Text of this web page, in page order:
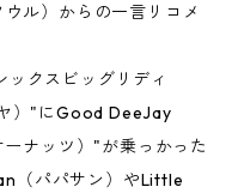
ル）からの一言リコメ
クスビッグリディ
）"にGood DeeJay
ナッツ）"が乗っかった
（パパサン）やLittle